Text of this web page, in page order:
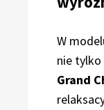
W
nie tylko
Grand